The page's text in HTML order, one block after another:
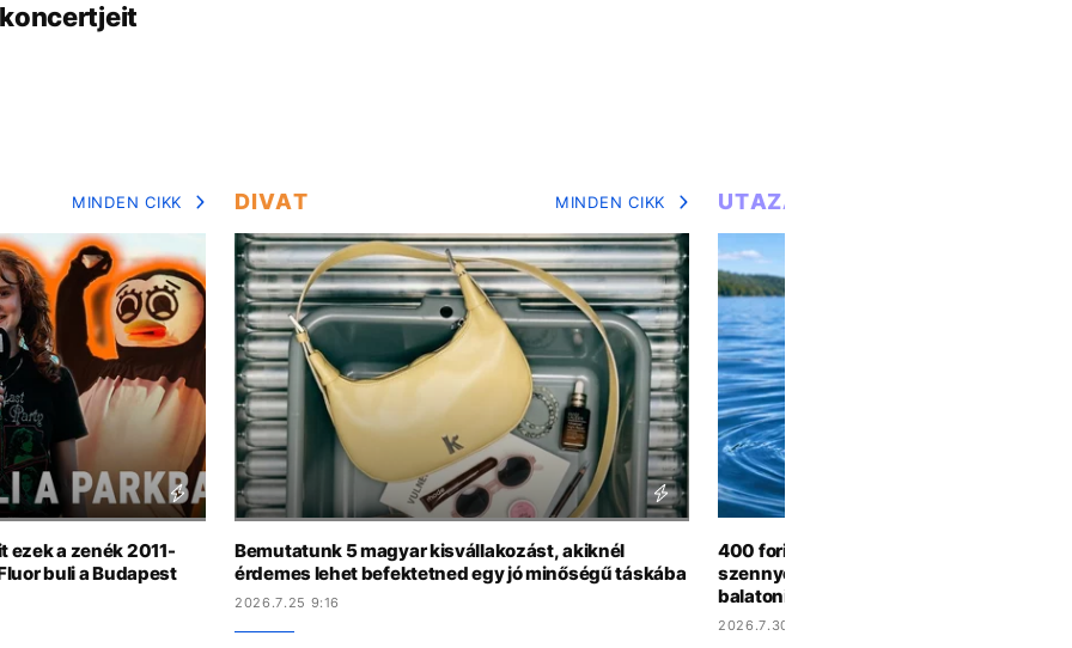
MINDEN CIKK
ezek a zenék 2011-
buli a Budapest
DIVAT MINDEN CIKK
Bemutatunk 5 magyar kisvállakozást, akiknél
érdemes lehet befektetned egy jó minőségű táskába
2026.7.25 9:16
UTAZÁS
400 forintot kértek a vécéért, most
szennyezés miatt fürdési tilalmat
balatoni szabadstrandon
2026.7.30 15:56